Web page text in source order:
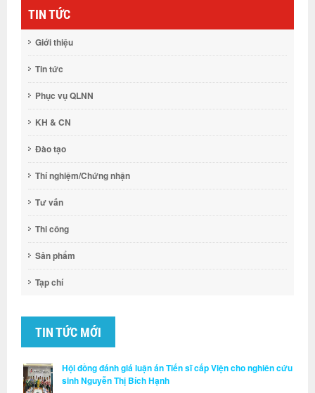
TIN TỨC
Giới thiệu
Tin tức
Phục vụ QLNN
KH & CN
Đào tạo
Thí nghiệm/Chứng nhận
Tư vấn
Thi công
Sản phẩm
Tạp chí
TIN TỨC MỚI
Hội đồng đánh giá luận án Tiến sĩ cấp Viện cho nghiên cứu
sinh Nguyễn Thị Bích Hạnh